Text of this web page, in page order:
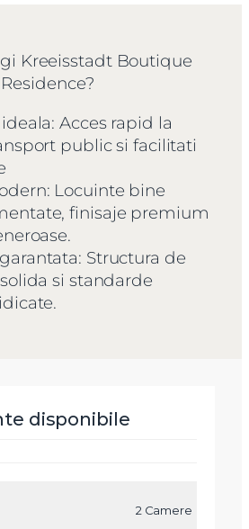
Kreeisstadt Boutique
Residence?
Acces rapid la
public si facilitati
Locuinte bine
finisaje premium
Structura de
si standarde
disponibile
2 Camere